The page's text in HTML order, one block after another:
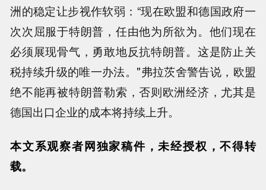
洲的稳定让步视作软弱：“现在欧盟和德国政府一
次次屈服于特朗普，任由他为所欲为。他们现在
必须展现骨气，勇敢地反抗特朗普。这是防止关
税持续升级的唯一办法。"弗拉茨舍警告说，欧盟
绝不能再被特朗普勒索，否则欧洲经济，尤其是
德国出口企业的成本将持续上升。
本文系观察者网独家稿件，未经授权，不得转
载。